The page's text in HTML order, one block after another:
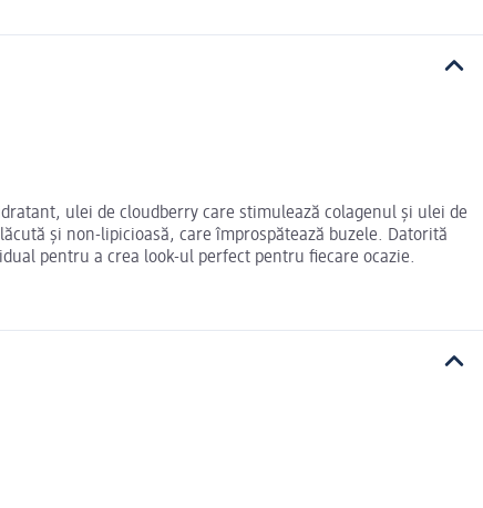
ulei de cloudberry care stimulează colagenul și ulei de
și non-lipicioasă, care împrospătează buzele. Datorită
pentru a crea look-ul perfect pentru fiecare ocazie.